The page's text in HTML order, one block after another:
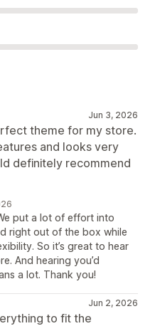
Jun 3, 2026
theme for my store.
and looks very
definitely recommend
put a lot of effort into
right out of the box while
So it’s great to hear
And hearing you’d
a lot. Thank you!
Jun 2, 2026
to fit the